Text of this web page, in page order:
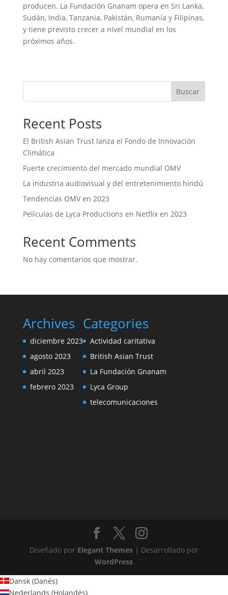
producen. La Fundación Gnanam opera en Sri Lanka,
Sudán, India, Tanzania, Pakistán, Rumanía y Filipinas,
y tiene previsto crecer a nivel mundial en los
próximos años.
Buscar
Recent Posts
El British Asian Trust lanza el Fondo de Innovación
Climática
Fuerte crecimiento del mercado mundial OMV
La industria audiovisual y del entretenimiento hindú
Tendencias OMV en 2023
Películas de Lyca Productions en Netflix en 2023
Recent Comments
No hay comentarios que mostrar.
Archives
diciembre 2023
agosto 2023
abril 2023
febrero 2023
Categories
Actividad caritativa
British Asian Trust
La Fundación Gnanam
Lyca Group
telecomunicaciones
Diseñado por Elegant Themes| Desarrollado por
WordPress
Dansk (Danés)
Nederlands (Holandés)